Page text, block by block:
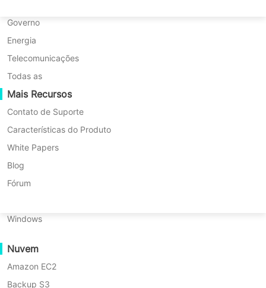
Migração P2P
Migração C2C
Migração C2V
Migração P2C
Recuperabilidade
Verificação de Recuperação de VM
Verificação de Recuperação do SO
Segurança de Dados
Backup para a Nuvem
Conformidade com o GDPR
Huawei FusionCompute
Red Hat Virtualization
Oracle OLVM
XenServer/Citrix Hypervisor
KayGrid
InCloud Sphere
Arcfra
FusionOne Compute
NexaVM
Servidor Físico
Windows
Nuvem
Amazon EC2
Backup S3
Governo
Energia
Telecomunicações
Todas as
Mais Recursos
Contato de Suporte
Características do Produto
White Papers
Blog
Fórum
Índice
Ferrovias
Métodos
bilhetagem de passageiros, cada
sistema depende de informações
precisas e disponíveis. Uma solução